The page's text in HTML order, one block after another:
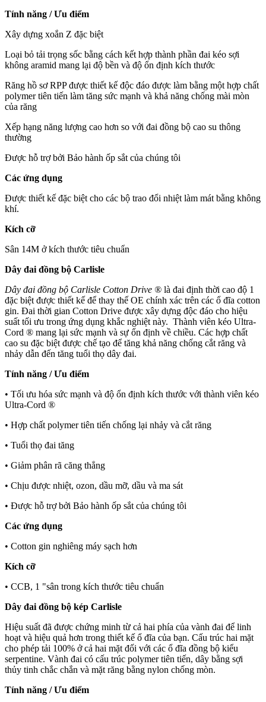
Tính năng / Ưu điểm
Xây dựng xoắn Z đặc biệt
Loại bỏ tải trọng sốc bằng cách kết hợp thành phần đai kéo sợi
không aramid mang lại độ bền và độ ổn định kích thước
Răng hồ sơ RPP được thiết kế độc đáo được làm bằng một hợp chất
polymer tiên tiến làm tăng sức mạnh và khả năng chống mài mòn
của răng
Xếp hạng năng lượng cao hơn so với đai đồng bộ cao su thông
thường
Được hỗ trợ bởi Bảo hành ốp sắt của chúng tôi
Các ứng dụng
Được thiết kế đặc biệt cho các bộ trao đổi nhiệt làm mát bằng không
khí.
Kích cỡ
Sân 14M ở kích thước tiêu chuẩn
Dây đai đồng bộ Carlisle
Dây đai đồng bộ Carlisle Cotton Drive ® là đai định thời cao độ 1
đặc biệt được thiết kế để thay thế OE chính xác trên các ổ đĩa cotton
gin. Đai thời gian Cotton Drive được xây dựng độc đáo cho hiệu
suất tối ưu trong ứng dụng khắc nghiệt này. Thành viên kéo Ultra-
Cord ® mang lại sức mạnh và sự ổn định về chiều. Các hợp chất
cao su đặc biệt được chế tạo để tăng khả năng chống cắt răng và
nhảy dẫn đến tăng tuổi thọ dây đai.
Tính năng / Ưu điểm
• Tối ưu hóa sức mạnh và độ ổn định kích thước với thành viên kéo
Ultra-Cord ®
• Hợp chất polymer tiên tiến chống lại nhảy và cắt răng
• Tuổi thọ đai tăng
• Giảm phân rã căng thẳng
• Chịu được nhiệt, ozon, dầu mỡ, dầu và ma sát
• Được hỗ trợ bởi Bảo hành ốp sắt của chúng tôi
Các ứng dụng
• Cotton gin nghiêng máy sạch hơn
Kích cỡ
• CCB, 1 "sân trong kích thước tiêu chuẩn
Dây đai đồng bộ kép Carlisle
Hiệu suất đã được chứng minh từ cả hai phía của vành đai để linh
hoạt và hiệu quả hơn trong thiết kế ổ đĩa của bạn. Cấu trúc hai mặt
cho phép tải 100% ở cả hai mặt đối với các ổ đĩa đồng bộ kiểu
serpentine. Vành đai có cấu trúc polymer tiên tiến, dây bằng sợi
thủy tinh chắc chắn và mặt răng bằng nylon chống mòn.
Tính năng / Ưu điểm